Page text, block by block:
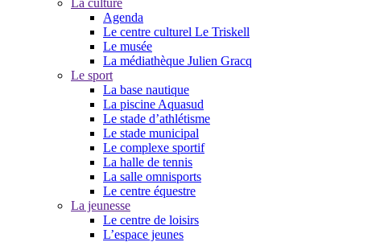
La culture
Agenda
Le centre culturel Le Triskell
Le musée
La médiathèque Julien Gracq
Le sport
La base nautique
La piscine Aquasud
Le stade d’athlétisme
Le stade municipal
Le complexe sportif
La halle de tennis
La salle omnisports
Le centre équestre
La jeunesse
Le centre de loisirs
L’espace jeunes